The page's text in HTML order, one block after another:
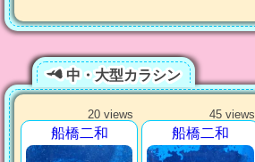
中・大型カラシン
20 views
船橋二和
45 views
船橋二和